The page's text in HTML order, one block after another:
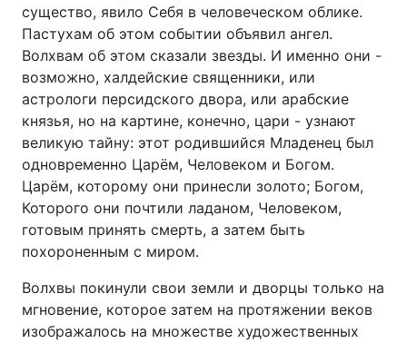
существо, явило Себя в человеческом облике.
Пастухам об этом событии объявил ангел.
Волхвам об этом сказали звезды. И именно они -
возможно, халдейские священники, или
астрологи персидского двора, или арабские
князья, но на картине, конечно, цари - узнают
великую тайну: этот родившийся Младенец был
одновременно Царём, Человеком и Богом.
Царём, которому они принесли золото; Богом,
Которого они почтили ладаном, Человеком,
готовым принять смерть, а затем быть
похороненным с миром.
Волхвы покинули свои земли и дворцы только на
мгновение, которое затем на протяжении веков
изображалось на множестве художественных